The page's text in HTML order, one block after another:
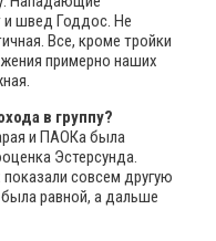
и швед Годдос. Не
Все, кроме тройки
примерно наших
в группу?
и ПАОКа была
Эстерсунда.
показали совсем другую
равной, а дальше